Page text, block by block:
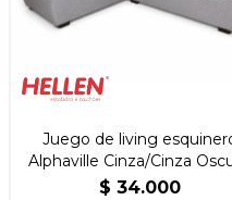
Juego de living
Alphaville Cinza/Cinza
$ 34.000